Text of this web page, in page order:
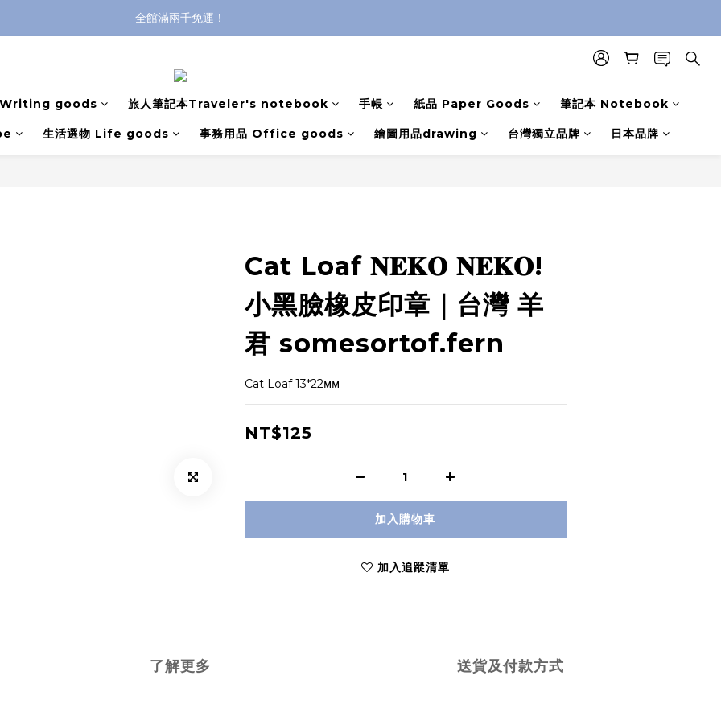
全館滿兩千免運！
登入購買，立即接收出貨通知
Writing goods 旅人筆記本Traveler's notebook 手帳 紙品 Paper Goods 筆記本 Notebook
生活選物 Life goods 事務用品 Office goods 繪圖用品drawing 台灣獨立品牌 日本品牌
Cat Loaf 𝐍𝐄𝐊𝐎 𝐍𝐄𝐊𝐎!
小黑臉橡皮印章｜台灣 羊
君 somesortof.fern
Cat Loaf 13*22ᴍᴍ
NT$125
加入購物車
加入追蹤清單
了解更多 送貨及付款方式